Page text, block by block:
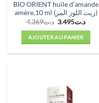
BIO ORIENT huile d’amande
amère,10 ml (زيت اللوز المر)
د.ت4.369
Le
initial
était :
د.ت4.369.
د.ت3.495
Le
AJOUTER AU PANIER